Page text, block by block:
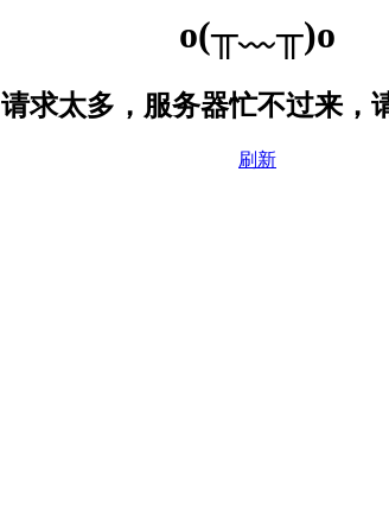
o(╥﹏╥)o
请求太多，服务器忙不过来，
刷新